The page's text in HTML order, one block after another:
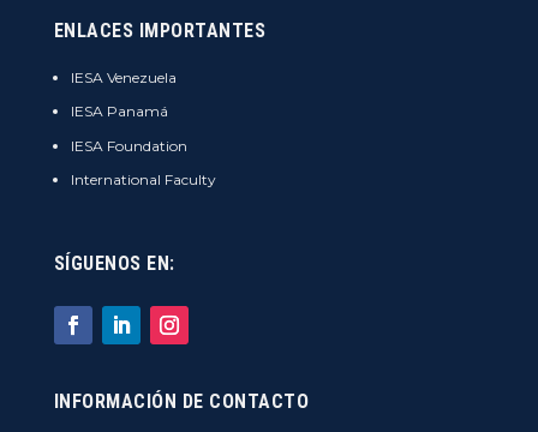
ENLACES IMPORTANTES
IESA Venezuela
IESA Panamá
IESA Foundation
International Faculty
SÍGUENOS EN:
INFORMACIÓN DE CONTACTO